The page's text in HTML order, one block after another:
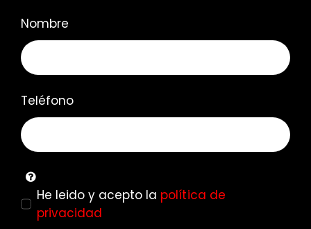
Nombre
Teléfono
He leido y acepto la política de
privacidad